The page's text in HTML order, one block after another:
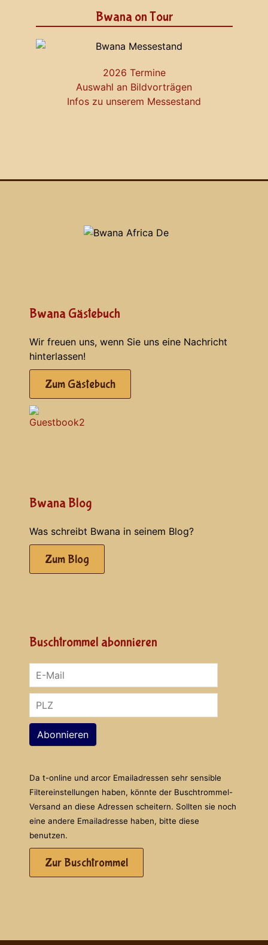
Bwana on Tour
2026 Termine
Auswahl an Bildvorträgen
Infos zu unserem Messestand
Bwana Gästebuch
Wir freuen uns, wenn Sie uns eine Nachricht
hinterlassen!
Zum Gästebuch
Bwana Blog
Was schreibt Bwana in seinem Blog?
Zum Blog
Buschtrommel abonnieren
Abonnieren
Da t-online und arcor Emailadressen sehr sensible
Filtereinstellungen haben, könnte der Buschtrommel-
Versand an diese Adressen scheitern. Sollten sie noch
eine andere Emailadresse haben, bitte diese
benutzen.
Zur Buschtrommel